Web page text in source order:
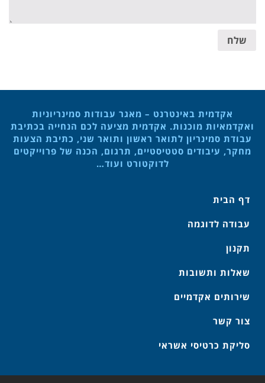
שלח
אקדמית באינטרנט – מאגר עבודות סמינריוניות
ואקדמאיות מוכנות. אקדמית מציעה לכם הנחייה בכתיבת
עבודת סמינריון לתואר ראשון ותואר שני, כתיבת הצעות
מחקר, עיבודים סטטיסטיים, תרגום, הכנה של פרוייקטים
לדוקטורט ועוד…
דף הבית
עבודה לדוגמה
תקנון
שאלות ותשובות
שירותים אקדמיים
צור קשר
סליקת כרטיסי אשראי